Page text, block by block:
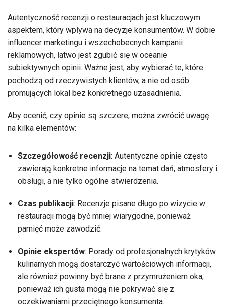
Autentyczność recenzji o restauracjach jest kluczowym
aspektem, który wpływa na decyzje konsumentów. W dobie
influencer marketingu i wszechobecnych kampanii
reklamowych, łatwo jest zgubić się w oceanie
subiektywnych opinii. Ważne jest, aby wybierać te, które
pochodzą od rzeczywistych klientów, a nie od osób
promujących lokal bez konkretnego uzasadnienia.
Aby ocenić, czy opinie są szczere, można zwrócić uwagę
na kilka elementów:
Szczegółowość recenzji: Autentyczne opinie często
zawierają konkretne informacje na temat dań, atmosfery i
obsługi, a nie tylko ogólne stwierdzenia.
Czas publikacji: Recenzje pisane długo po wizycie w
restauracji mogą być mniej wiarygodne, ponieważ
pamięć może zawodzić.
Opinie ekspertów: Porady od profesjonalnych krytyków
kulinarnych mogą dostarczyć wartościowych informacji,
ale również powinny być brane z przymrużeniem oka,
ponieważ ich gusta mogą nie pokrywać się z
oczekiwaniami przeciętnego konsumenta.